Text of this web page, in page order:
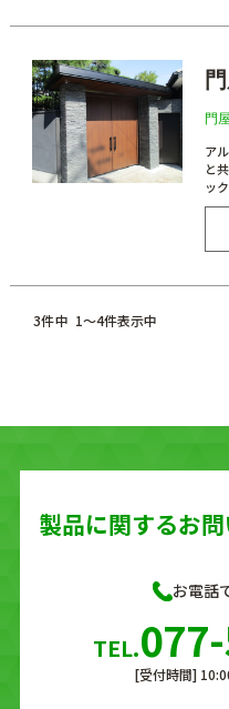
門
ア
と
ッ
3件中 1〜4件表示中
製品に関するお
お電話
TEL.
[受付時間]